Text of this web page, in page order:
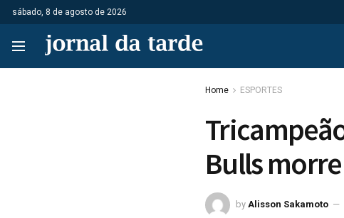
sábado, 8 de agosto de 2026
Home ESPORTES
Bulls
by Alisson Sakamoto